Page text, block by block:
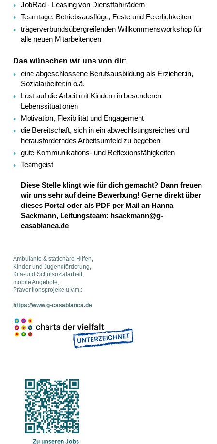
JobRad - Leasing von Dienstfahrrädern
Teamtage, Betriebsausflüge, Feste und Feierlichkeiten
trägerverbundsübergreifenden Willkommensworkshop für
alle neuen Mitarbeitenden
Das wünschen wir uns von dir:
eine abgeschlossene Berufsausbildung als Erzieher:in,
Sozialarbeiter:in o.ä.
Lust auf die Arbeit mit Kindern in besonderen
Lebenssituationen
Motivation, Flexibilität und Engagement
die Bereitschaft, sich in ein abwechlsungsreiches und
herausforderndes Arbeitsumfeld zu begeben
gute Kommunikations- und Reflexionsfähigkeiten
Teamgeist
Diese Stelle klingt wie für dich gemacht? Dann freuen
wir uns sehr auf deine Bewerbung! Gerne direkt über
dieses Portal oder als PDF per Mail an Hanna
Sackmann, Leitungsteam: hsackmann@g-
casablanca.de
Ambulante & stationäre Hilfen,
Kinder-und Jugendförderung,
Kita-und Schulsozialarbeit,
mobile Angebote,
Präventionsprojeke u.v.m.:
https://www.g-casablanca.de